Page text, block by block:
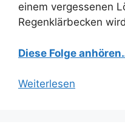
einem vergessenen
Regenklärbecken
Diese Folge
Weiterlesen